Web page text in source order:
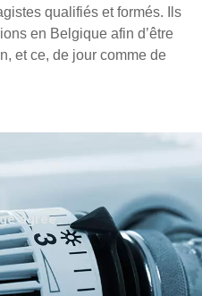
qualifiés et formés. Ils
en Belgique afin d’être
et ce, de jour comme de
agréé